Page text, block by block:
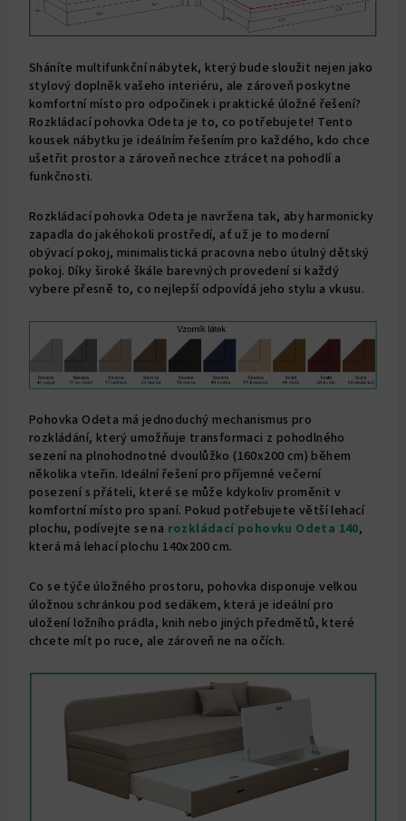
Sháníte multifunkční nábytek, který bude sloužit nejen jako
stylový doplněk vašeho interiéru, ale zároveň poskytne
komfortní místo pro odpočinek i praktické úložné řešení?
Rozkládací pohovka Odeta je to, co potřebujete! Tento
kousek nábytku je ideálním řešením pro každého, kdo chce
ušetřit prostor a zároveň nechce ztrácet na pohodlí a
funkčnosti.
Rozkládací pohovka Odeta je navržena tak, aby harmonicky
zapadla do jakéhokoli prostředí, ať už je to moderní
obývací pokoj, minimalistická pracovna nebo útulný dětský
pokoj. Díky široké škále barevných provedení si každý
vybere přesně to, co nejlepší odpovídá jeho stylu a vkusu.
Pohovka Odeta má jednoduchý mechanismus pro
rozkládání, který umožňuje transformaci z pohodlného
sezení na plnohodnotné dvoulůžko (160x200 cm) během
několika vteřin. Ideální řešení pro příjemné večerní
posezení s přáteli, které se může kdykoliv proměnit v
komfortní místo pro spaní. Pokud potřebujete větší lehací
plochu, podívejte se na rozkládací pohovku Odeta 140,
která má lehací plochu 140x200 cm.
Co se týče úložného prostoru, pohovka disponuje velkou
úložnou schránkou pod sedákem, která je ideální pro
uložení ložního prádla, knih nebo jiných předmětů, které
chcete mít po ruce, ale zároveň ne na očích.